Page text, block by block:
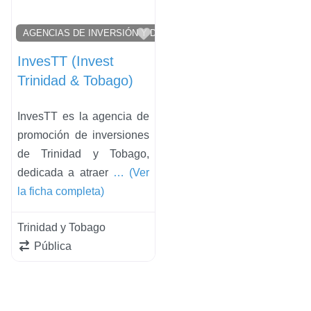
AGENCIAS DE INVERSIÓN Y DESARROLLO
Favorito
InvesTT (Invest
Trinidad & Tobago)
InvesTT es la agencia de
promoción de inversiones
de Trinidad y Tobago,
dedicada a atraer … (Ver
la ficha completa)
Trinidad y Tobago
Pública